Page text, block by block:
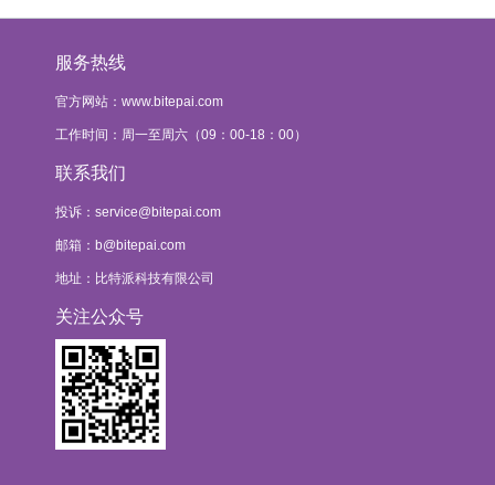
服务热线
官方网站：www.bitepai.com
工作时间：周一至周六（09：00-18：00）
联系我们
投诉： service@bitepai.com
邮箱： b@bitepai.com
地址：比特派科技有限公司
关注公众号